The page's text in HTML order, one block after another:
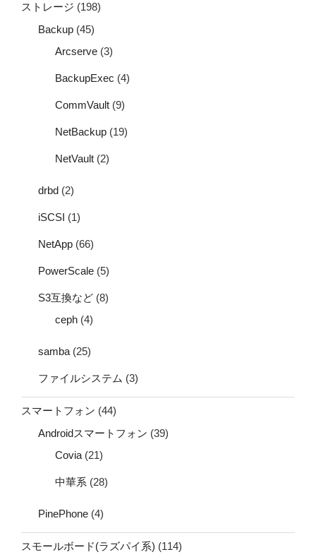
ストレージ (198)
Backup (45)
Arcserve (3)
BackupExec (4)
CommVault (9)
NetBackup (19)
NetVault (2)
drbd (2)
iSCSI (1)
NetApp (66)
PowerScale (5)
S3互換など (8)
ceph (4)
samba (25)
ファイルシステム (3)
スマートフォン (44)
Androidスマートフォン (39)
Covia (21)
中華系 (28)
PinePhone (4)
スモールボード(ラズパイ系) (114)